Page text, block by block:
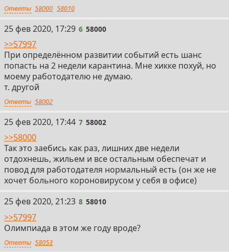
Ответы 58000 58010
6
25 фев 2020, 17:29 6 58000
>>57997
При определённом развитии событий есть шанс
попасть на 2 недели карантина. Мне хикке похуй, но
моему работодателю не думаю.
т. другой
Ответы 58002
7
25 фев 2020, 17:44 7 58002
>>58000
Так это заебись как раз, лишних две недели
отдохнешь, жильем и все остальным обеспечат и
повод для работодателя нормальный есть (он же не
хочет больного короновирусом у себя в офисе)
8
25 фев 2020, 21:23 8 58010
>>57997
Олимпиада в этом же году вроде?
Ответы 58053